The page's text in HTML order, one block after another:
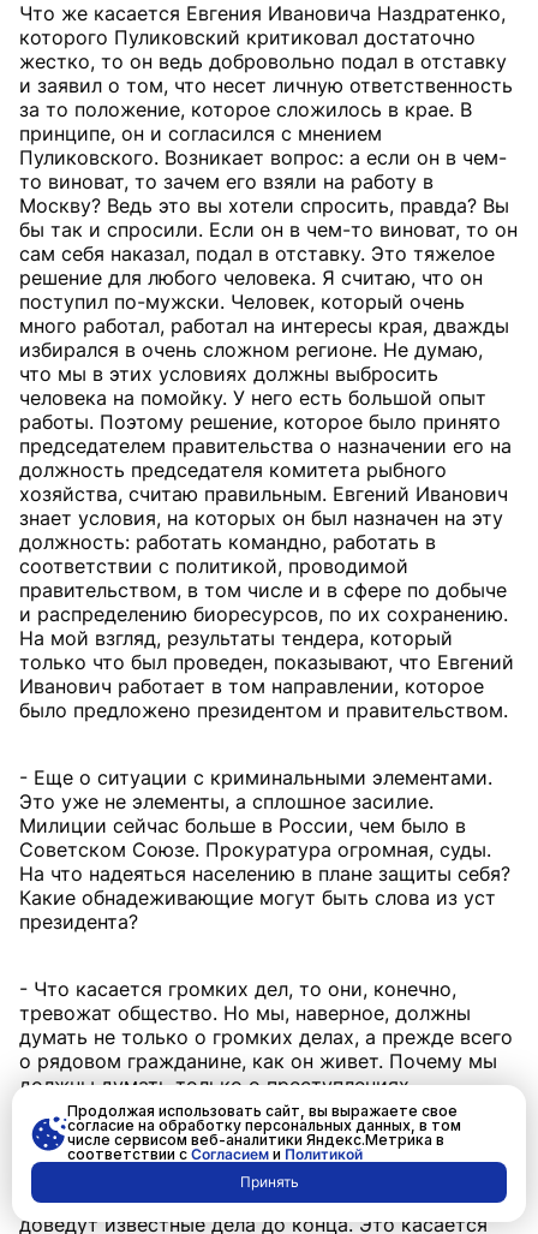
Что же касается Евгения Ивановича Наздратенко,
которого Пуликовский критиковал достаточно
жестко, то он ведь добровольно подал в отставку
и заявил о том, что несет личную ответственность
за то положение, которое сложилось в крае. В
принципе, он и согласился с мнением
Пуликовского. Возникает вопрос: а если он в чем-
то виноват, то зачем его взяли на работу в
Москву? Ведь это вы хотели спросить, правда? Вы
бы так и спросили. Если он в чем-то виноват, то он
сам себя наказал, подал в отставку. Это тяжелое
решение для любого человека. Я считаю, что он
поступил по-мужски. Человек, который очень
много работал, работал на интересы края, дважды
избирался в очень сложном регионе. Не думаю,
что мы в этих условиях должны выбросить
человека на помойку. У него есть большой опыт
работы. Поэтому решение, которое было принято
председателем правительства о назначении его на
должность председателя комитета рыбного
хозяйства, считаю правильным. Евгений Иванович
знает условия, на которых он был назначен на эту
должность: работать командно, работать в
соответствии с политикой, проводимой
правительством, в том числе и в сфере по добыче
и распределению биоресурсов, по их сохранению.
На мой взгляд, результаты тендера, который
только что был проведен, показывают, что Евгений
Иванович работает в том направлении, которое
было предложено президентом и правительством.
- Еще о ситуации с криминальными элементами.
Это уже не элементы, а сплошное засилие.
Милиции сейчас больше в России, чем было в
Советском Союзе. Прокуратура огромная, суды.
На что надеяться населению в плане защиты себя?
Какие обнадеживающие могут быть слова из уст
президента?
- Что касается громких дел, то они, конечно,
тревожат общество. Но мы, наверное, должны
думать не только о громких делах, а прежде всего
о рядовом гражданине, как он живет. Почему мы
должны думать только о преступлениях,
совершенных в отношении известных людей? А
неизвестные нам разве не дороги?
Я очень надеюсь, что правоохранительные органы
доведут известные дела до конца. Это касается
Продолжая использовать сайт, вы выражаете свое
согласие на обработку персональных данных, в том
числе сервисом веб-аналитики Яндекс.Метрика в
соответствии с Согласиеми Политикой
Принять